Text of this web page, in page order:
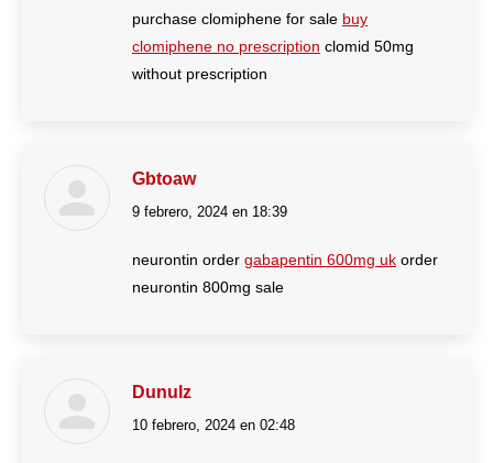
purchase clomiphene for sale buy
clomiphene no prescription clomid 50mg
without prescription
Gbtoaw
dice:
9 febrero, 2024 en 18:39
neurontin order gabapentin 600mg uk order
neurontin 800mg sale
Dunulz
dice:
10 febrero, 2024 en 02:48